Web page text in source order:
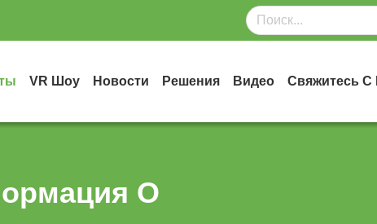
VR Шоу Новости Решения Видео
О